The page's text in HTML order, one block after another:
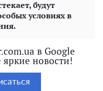
будут
условиях в
в Google
новости!